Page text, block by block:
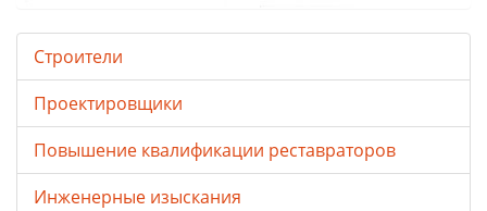
Строители
Проектировщики
Повышение квалификации реставраторов
Инженерные изыскания